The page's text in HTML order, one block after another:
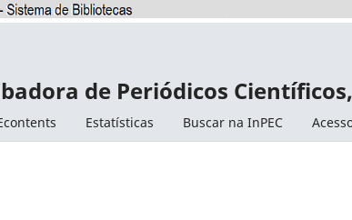
de Periódicos
Estatísticas Buscar na InPEC